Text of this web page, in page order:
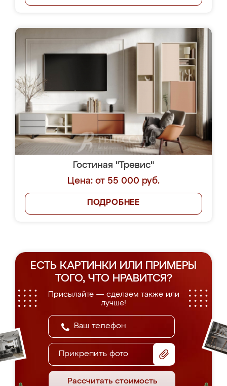
Гостиная "Тревис"
Цена: от 55 000 руб.
ПОДРОБНЕЕ
ЕСТЬ КАРТИНКИ ИЛИ ПРИМЕРЫ
ТОГО, ЧТО НРАВИТСЯ?
Присылайте — сделаем также или
лучше!
Прикрепить фото
Рассчитать стоимость